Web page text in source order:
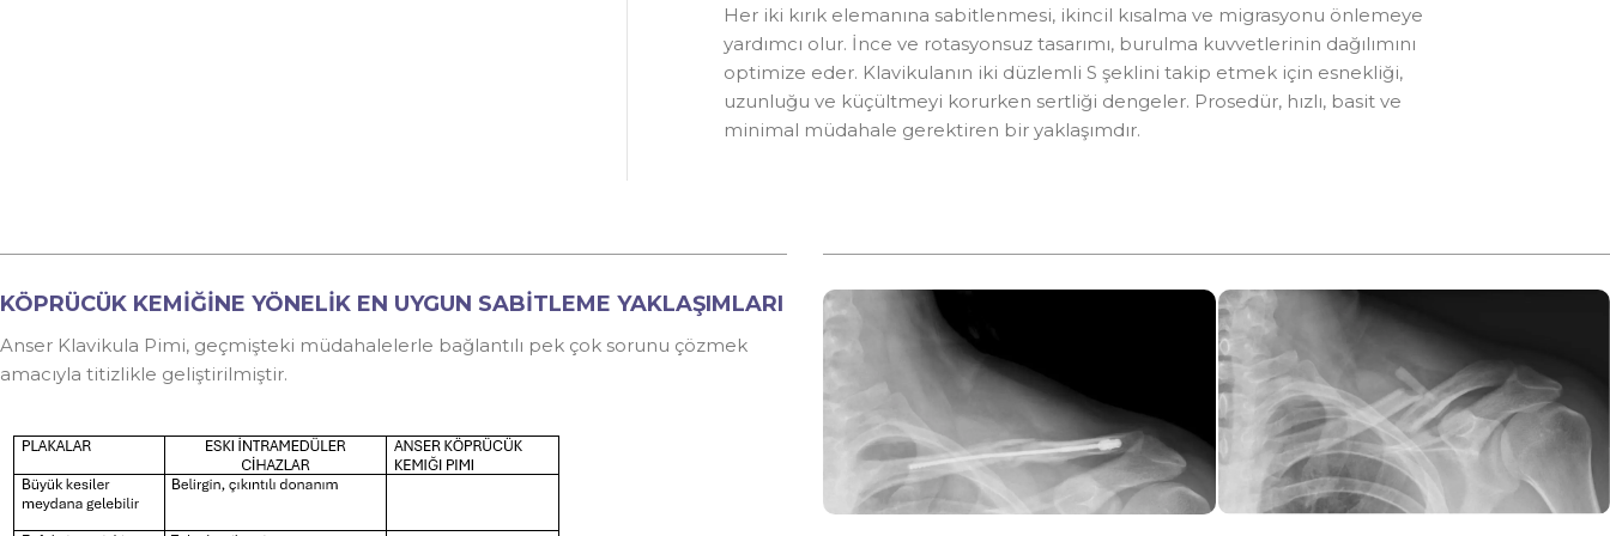
Her iki kırık elemanına sabitlenmesi, ikincil kısalma ve migrasyonu önlemeye
yardımcı olur. İnce ve rotasyonsuz tasarımı, burulma kuvvetlerinin dağılımını
optimize eder. Klavikulanın iki düzlemli S şeklini takip etmek için esnekliği,
uzunluğu ve küçültmeyi korurken sertliği dengeler. Prosedür, hızlı, basit ve
minimal müdahale gerektiren bir yaklaşımdır.
KÖPRÜCÜK KEMİĞİNE YÖNELİK EN UYGUN SABİTLEME YAKLAŞIMLARI
Anser Klavikula Pimi, geçmişteki müdahalelerle bağlantılı pek çok sorunu çözmek
amacıyla titizlikle geliştirilmiştir.